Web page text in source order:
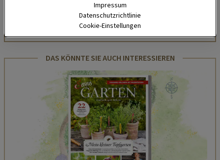
HIER MEHR ERFAHREN
DAS KÖNNTE SIE AUCH INTERESSIEREN
Impressum
Datenschutzrichtlinie
Cookie-Einstellungen